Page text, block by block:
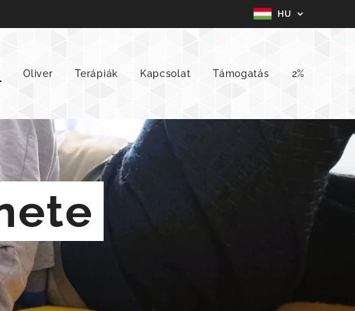
HU
Oliver Terápiák Kapcsolat Támogatás 2%